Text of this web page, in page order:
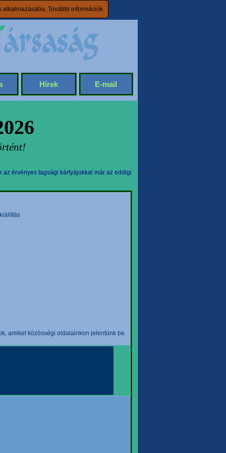
alkalmazásába. További információk
Hírek E-mail
érvényes tagsági kártyájukkal már az eddigi
amiket közösségi oldalainkon jelentünk be.